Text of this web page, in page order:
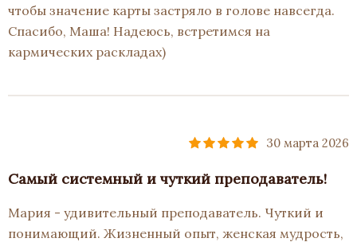
чтобы значение карты застряло в голове навсегда.
Спасибо, Маша! Надеюсь, встретимся на
кармических раскладах)
30 марта 2026
Самый системный и чуткий преподаватель!
Мария - удивительный преподаватель. Чуткий и
понимающий. Жизненный опыт, женская мудрость,